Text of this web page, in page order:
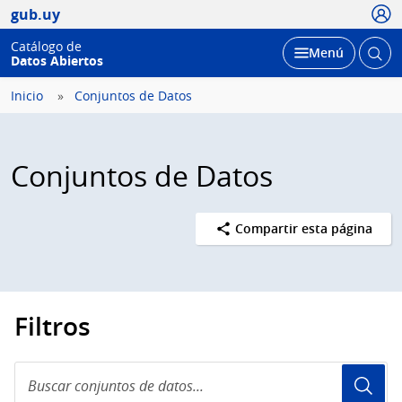
gub.uy
Catálogo de
Datos Abiertos
Desplegar
Menú Abrir
Inicio Conjuntos de Datos
Conjuntos de Datos
Compartir esta página
Filtros
conjuntos